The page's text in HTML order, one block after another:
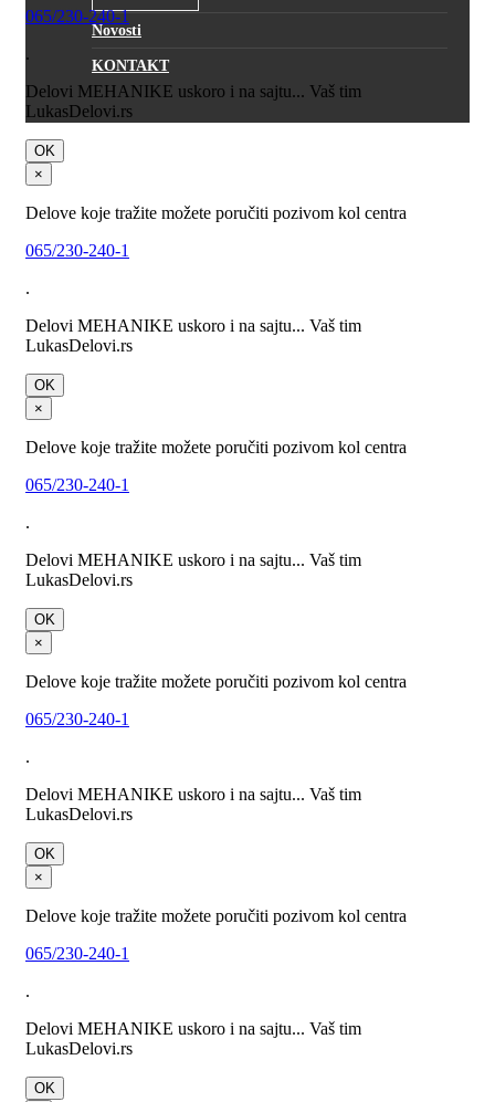
Novosti
KONTAKT
065/230-240-1
.
Delovi MEHANIKE uskoro i na sajtu... Vaš tim
LukasDelovi.rs
OK
×
Delove koje tražite možete poručiti pozivom kol centra
065/230-240-1
.
Delovi MEHANIKE uskoro i na sajtu... Vaš tim
LukasDelovi.rs
OK
×
Delove koje tražite možete poručiti pozivom kol centra
065/230-240-1
.
Delovi MEHANIKE uskoro i na sajtu... Vaš tim
LukasDelovi.rs
OK
×
Delove koje tražite možete poručiti pozivom kol centra
065/230-240-1
.
Delovi MEHANIKE uskoro i na sajtu... Vaš tim
LukasDelovi.rs
OK
×
Delove koje tražite možete poručiti pozivom kol centra
065/230-240-1
.
Delovi MEHANIKE uskoro i na sajtu... Vaš tim
LukasDelovi.rs
OK